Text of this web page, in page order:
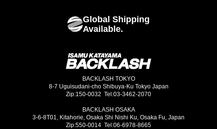
Global Shipping
Available.
BACKLASH TOKYO
8-7 Uguisudani-cho Shibuya-Ku Tokyo Japan
Zip:150-0032 Tel:03-3462-2070
BACKLASH OSAKA
3-6-8T01, Kitahorie, Osaka Shi Nishi Ku, Osaka Fu, Japan
Zip:550-0014 Tel:06-6978-8665